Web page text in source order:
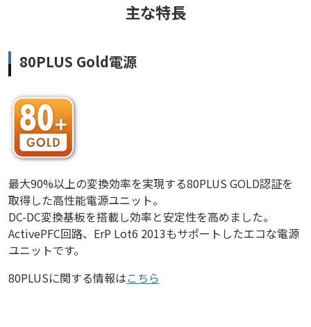
主な特長
80PLUS Gold電源
最大90%以上の変換効率を実現する80PLUS GOLD認証を
取得した高性能電源ユニット。
DC-DC変換基板を搭載し効率と安定性を高めました。
ActivePFC回路、ErP Lot6 2013もサポートしたエコな電源
ユニットです。
80PLUSに関する情報はこちら